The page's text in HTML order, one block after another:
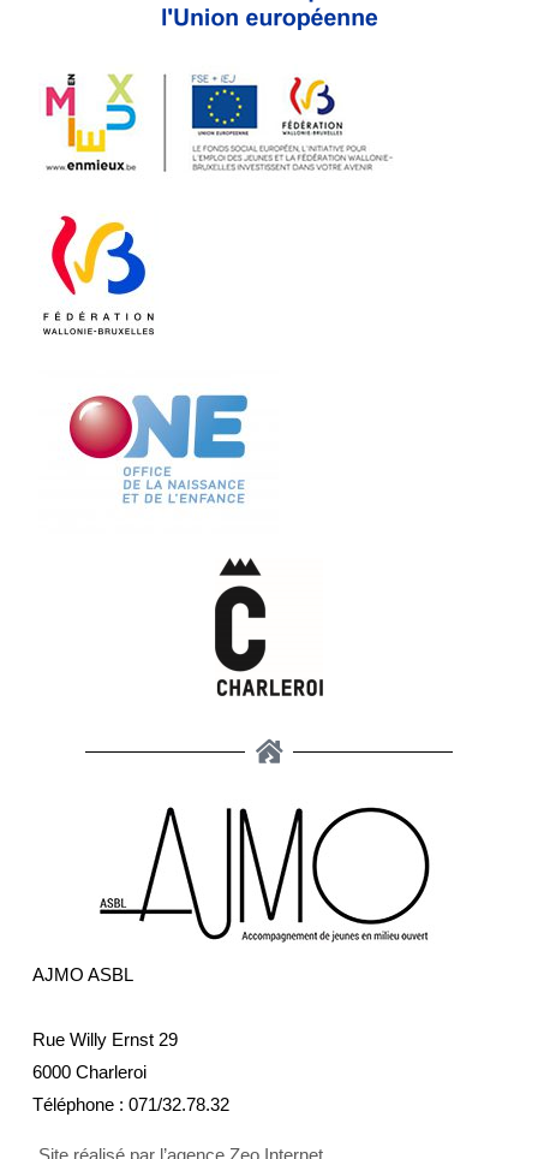
AJMO ASBL
Rue Willy Ernst 29
6000 Charleroi
Téléphone :071/32.78.32
Site réalisé par l’agence Zeo Internet